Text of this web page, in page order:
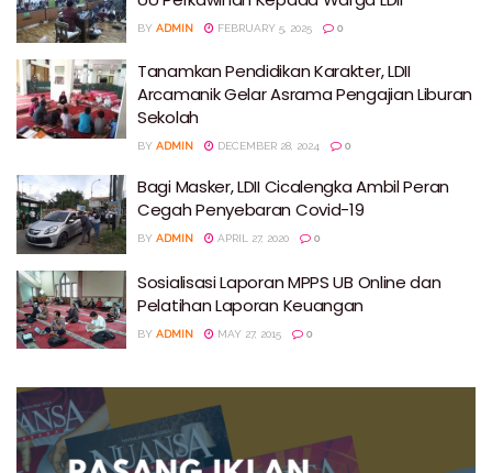
BY ADMIN FEBRUARY 5, 2025 0
Tanamkan Pendidikan Karakter, LDII
Arcamanik Gelar Asrama Pengajian Liburan
Sekolah
BY ADMIN DECEMBER 28, 2024 0
Bagi Masker, LDII Cicalengka Ambil Peran
Cegah Penyebaran Covid-19
BY ADMIN APRIL 27, 2020 0
Sosialisasi Laporan MPPS UB Online dan
Pelatihan Laporan Keuangan
BY ADMIN MAY 27, 2015 0